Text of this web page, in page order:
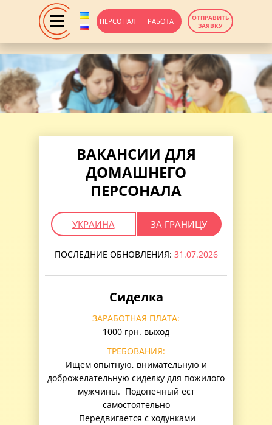
ПЕРСОНАЛ РАБОТА
ОТПРАВИТЬ
ЗАЯВКУ
ВАКАНСИИ ДЛЯ
ДОМАШНЕГО
ПЕРСОНАЛА
УКРАИНА ЗА ГРАНИЦУ
ПОСЛЕДНИЕ ОБНОВЛЕНИЯ: 31.07.2026
Сиделка
ЗАРАБОТНАЯ ПЛАТА:
1000 грн. выход
ТРЕБОВАНИЯ:
Ищем опытную, внимательную и
доброжелательную сиделку для пожилого
мужчины. Подопечный ест
самостоятельно
Передвигается с ходунками